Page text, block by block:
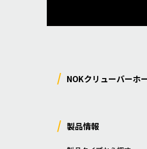
NOKクリューバーホ
製品情報